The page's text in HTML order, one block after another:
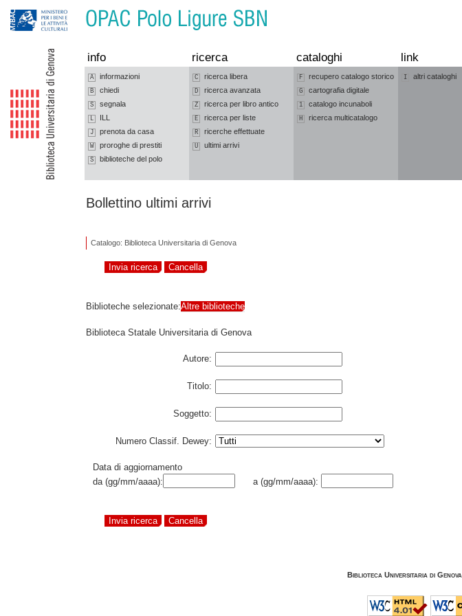
info ricerca cataloghi link
A informazioni
B chiedi
S segnala
L ILL
J prenota da casa
W proroghe di prestiti
S biblioteche del polo
C ricerca libera
D ricerca avanzata
Z ricerca per libro antico
E ricerca per liste
R ricerche effettuate
U ultimi arrivi
F recupero catalogo storico
G cartografia digitale
1 catalogo incunaboli
H ricerca multicatalogo
I altri cataloghi
Bollettino ultimi arrivi
Catalogo: Biblioteca Universitaria di Genova
Biblioteche selezionate:Altre biblioteche
Biblioteca Statale Universitaria di Genova
Autore:
Titolo:
Soggetto:
Numero Classif. Dewey:
Data di aggiornamento
da (gg/mm/aaaa):
a (gg/mm/aaaa):
Biblioteca Universitaria di Genova